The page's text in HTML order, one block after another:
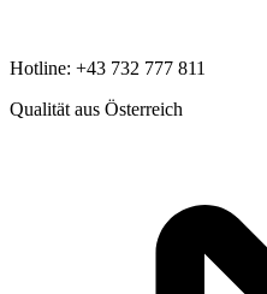
Hotline: +43 732 777 811
Qualität aus Österreich